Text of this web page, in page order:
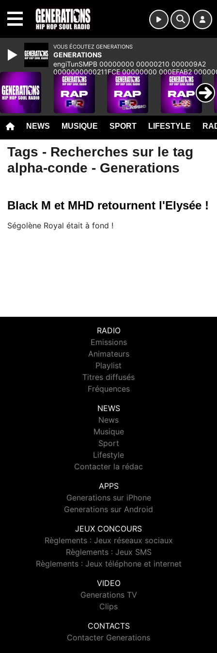
NEWS MUSIQUE SPORT LIFESTYLE
Tags - Recherches sur le tag
alpha-conde - Generations
Black M et MHD retournent l'Elysée !
Ségolène Royal était à fond !
RADIO
Emissions
Animateurs
Playlist
Titres diffusés
Fréquences
NEWS
News
Musique
Sport
Lifestyle
Contacter la rédac
APPS
Generations sur iPhone
Generations sur Android
JEUX CONCOURS
Règlements : Jeux réseaux sociaux
Règlements : Jeux SMS
Règlements : Jeux téléphone et internet
VIDEO
Generations TV
Clips
CONTACTS
Contacter Generations
VOUS ÉCOUTEZ GENERATIONS
GENERATIONS
engiTunSMPB 00000000 00000210 000009A2
0000000000211FCE 00000000 000EFAB2
00000000 00000000 00000000 00000000